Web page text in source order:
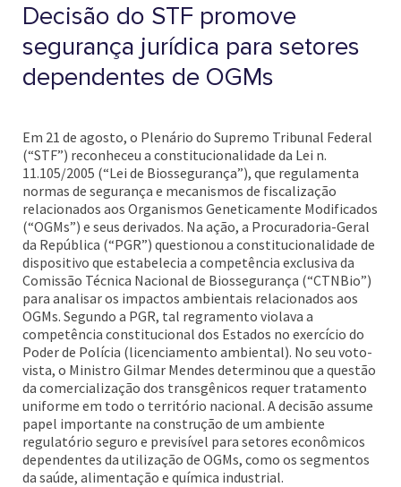
Decisão do STF promove
segurança jurídica para setores
dependentes de OGMs
Em 21 de agosto, o Plenário do Supremo Tribunal Federal
(“STF”) reconheceu a constitucionalidade da Lei n.
11.105/2005 (“Lei de Biossegurança”), que regulamenta
normas de segurança e mecanismos de fiscalização
relacionados aos Organismos Geneticamente Modificados
(“OGMs”) e seus derivados. Na ação, a Procuradoria-Geral
da República (“PGR”) questionou a constitucionalidade de
dispositivo que estabelecia a competência exclusiva da
Comissão Técnica Nacional de Biossegurança (“CTNBio”)
para analisar os impactos ambientais relacionados aos
OGMs. Segundo a PGR, tal regramento violava a
competência constitucional dos Estados no exercício do
Poder de Polícia (licenciamento ambiental). No seu voto-
vista, o Ministro Gilmar Mendes determinou que a questão
da comercialização dos transgênicos requer tratamento
uniforme em todo o território nacional. A decisão assume
papel importante na construção de um ambiente
regulatório seguro e previsível para setores econômicos
dependentes da utilização de OGMs, como os segmentos
da saúde, alimentação e química industrial.